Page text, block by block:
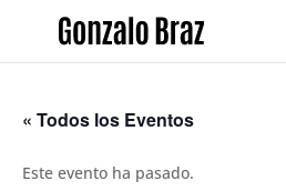
« Todos los Eventos
Este evento ha pasado.